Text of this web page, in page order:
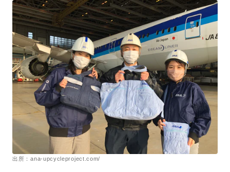
出所：ana-upcycleproject.com/